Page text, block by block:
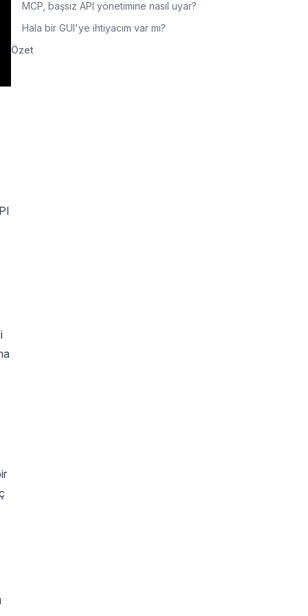
MCP, başsız API yönetimine nasıl uyar?
Hala bir GUI'ye ihtiyacım var mı?
Özet